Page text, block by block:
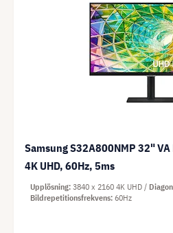
Samsung S32A800NMP 32"
4K UHD, 60Hz, 5ms
Upplösning 3840 x 2160 4K UHD
Bildrepetitionsfrekvens 60Hz